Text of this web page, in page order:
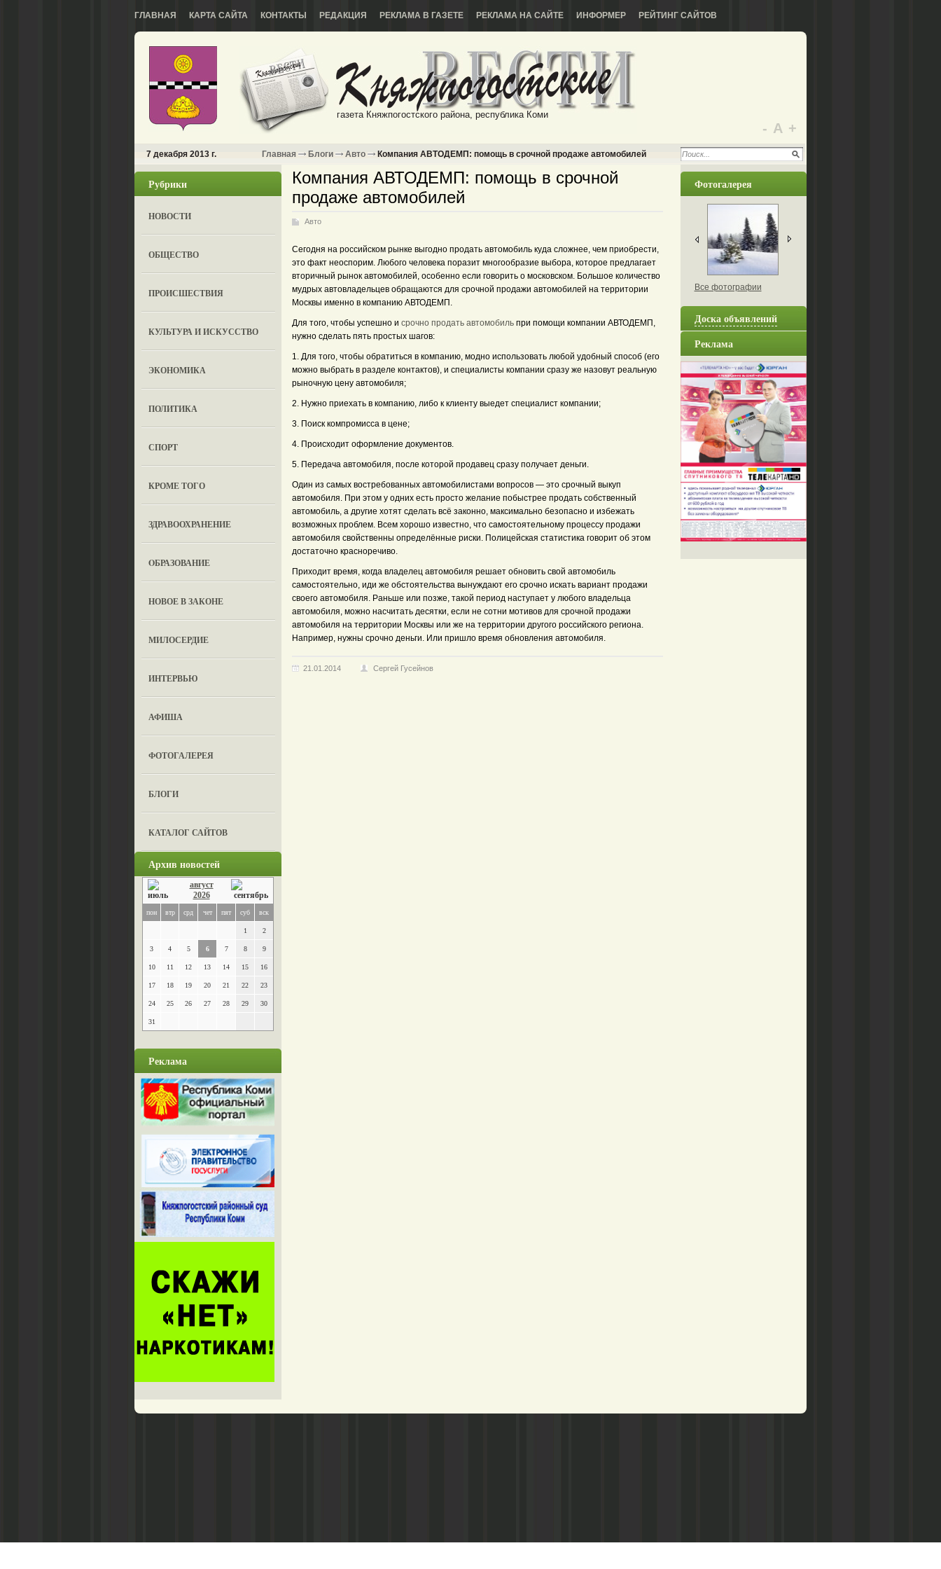
ГЛАВНАЯ КАРТА САЙТА КОНТАКТЫ РЕДАКЦИЯ РЕКЛАМА В ГАЗЕТЕ РЕКЛАМА НА САЙТЕ ИНФОРМЕР РЕЙТИНГ САЙТОВ
газета Княжпогостского района, республика Коми
- А +
7 декабря 2013 г. Главная Блоги Авто Компания АВТОДЕМП: помощь в срочной продаже автомобилей
Рубрики
НОВОСТИ
ОБЩЕСТВО
ПРОИСШЕСТВИЯ
КУЛЬТУРА И ИСКУССТВО
ЭКОНОМИКА
ПОЛИТИКА
СПОРТ
КРОМЕ ТОГО
ЗДРАВООХРАНЕНИЕ
OБРАЗОВАНИЕ
НОВОЕ В ЗАКОНЕ
МИЛОСЕРДИЕ
ИНТЕРВЬЮ
АФИША
ФОТОГАЛЕРЕЯ
БЛОГИ
КАТАЛОГ САЙТОВ
Архив новостей
август
2026
пон втр срд чет пят суб вск
1 2
3 4 5 6 7 8 9
10 11 12 13 14 15 16
17 18 19 20 21 22 23
24 25 26 27 28 29 30
31
Реклама
Компания АВТОДЕМП: помощь в срочной
продаже автомобилей
Авто
Сегодня на российском рынке выгодно продать автомобиль куда сложнее, чем приобрести,
это факт неоспорим. Любого человека поразит многообразие выбора, которое предлагает
вторичный рынок автомобилей, особенно если говорить о московском. Большое количество
мудрых автовладельцев обращаются для срочной продажи автомобилей на территории
Москвы именно в компанию АВТОДЕМП.
Для того, чтобы успешно и срочно продать автомобиль при помощи компании АВТОДЕМП,
нужно сделать пять простых шагов:
1. Для того, чтобы обратиться в компанию, модно использовать любой удобный способ (его
можно выбрать в разделе контактов), и специалисты компании сразу же назовут реальную
рыночную цену автомобиля;
2. Нужно приехать в компанию, либо к клиенту выедет специалист компании;
3. Поиск компромисса в цене;
4. Происходит оформление документов.
5. Передача автомобиля, после которой продавец сразу получает деньги.
Один из самых востребованных автомобилистами вопросов — это срочный выкуп
автомобиля. При этом у одних есть просто желание побыстрее продать собственный
автомобиль, а другие хотят сделать всё законно, максимально безопасно и избежать
возможных проблем. Всем хорошо известно, что самостоятельному процессу продажи
автомобиля свойственны определённые риски. Полицейская статистика говорит об этом
достаточно красноречиво.
Приходит время, когда владелец автомобиля решает обновить свой автомобиль
самостоятельно, иди же обстоятельства вынуждают его срочно искать вариант продажи
своего автомобиля. Раньше или позже, такой период наступает у любого владельца
автомобиля, можно насчитать десятки, если не сотни мотивов для срочной продажи
автомобиля на территории Москвы или же на территории другого российского региона.
Например, нужны срочно деньги. Или пришло время обновления автомобиля.
21.01.2014 Сергей Гусейнов
Фотогалерея
Все фотографии
Доска объявлений
Реклама